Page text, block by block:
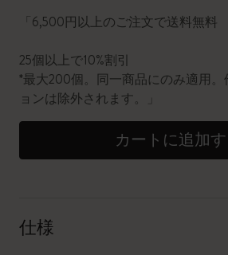
「6,500円以上のご注文で送料無料
25個以上で10%割引
*最大200個。同一商品にのみ適用。
ョンは除外されます。」
カートに追加
仕様